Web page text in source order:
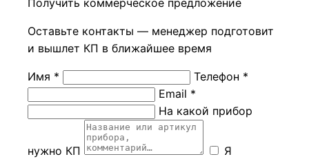
Получить коммерческое предложение
Оставьте контакты — менеджер подготовит
и вышлет КП в ближайшее время
Имя *
Телефон *
Email *
На какой прибор
нужно КП
Я